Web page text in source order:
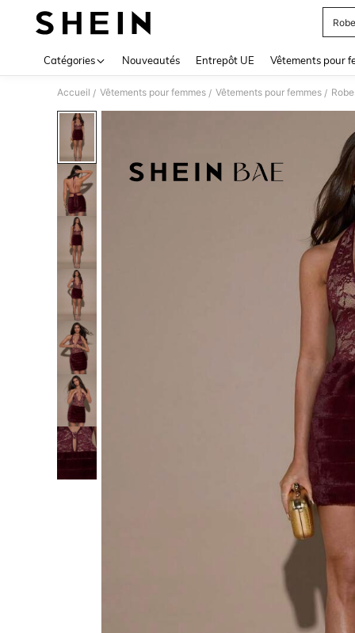
Catégories Nouveautés Entrepôt UE Vêtements pour
Accueil / Vêtements pour femmes / Vêtements pour femmes /